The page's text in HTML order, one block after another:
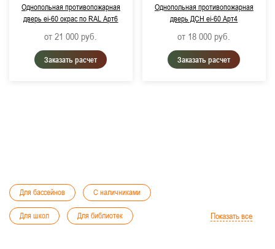
Однопольная противопожарная
дверь ei-60 окрас по RAL Арт6
от 21 000 руб.
Заказать расчет
Однопольная противопожарная
дверь ДСН ei-60 Арт4
от 18 000 руб.
Заказать расчет
Для бассейнов С наличниками
Для школ Для библиотек Показать все